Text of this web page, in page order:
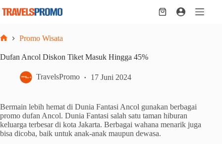
Shopping
Promo Wisata
Dufan Ancol Diskon Tiket Masuk Hingga 45%
TravelsPromo 17 Juni 2024
Bermain lebih hemat di Dunia Fantasi Ancol gunakan berbagai
promo dufan Ancol. Dunia Fantasi salah satu taman hiburan
keluarga terbesar di kota Jakarta. Berbagai wahana menarik juga
bisa dicoba, baik untuk anak-anak maupun dewasa.